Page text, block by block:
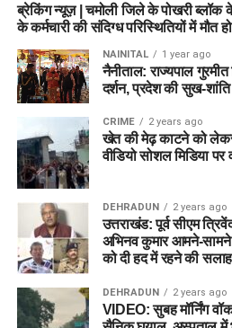
ब्रेकिंग न्यूज़ | चमोली जिले के पोखरी ब्लॉक के
के कर्मचारी की संदिग्ध परिस्थितियों में मौत
NAINITAL 1 year ago
नैनीताल: राज्यपाल
दर्शन, प्रदेश की सुख-
CRIME 2 years ago
खेत की मेढ़ काटने को लेकर
वीडियो सोशल मिडिया
DEHRADUN 2 years ago
उत्तराखंड: पूर्व सीएम
अभिनव कुमार आमने-
को दी हद में रहने की
DEHRADUN 2 years ago
VIDEO: सुबह मॉर्निंग